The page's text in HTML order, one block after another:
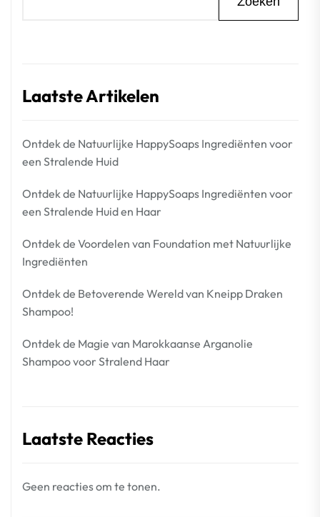
Laatste Artikelen
Ontdek de Natuurlijke HappySoaps Ingrediënten voor
een Stralende Huid
Ontdek de Natuurlijke HappySoaps Ingrediënten voor
een Stralende Huid en Haar
Ontdek de Voordelen van Foundation met Natuurlijke
Ingrediënten
Ontdek de Betoverende Wereld van Kneipp Draken
Shampoo!
Ontdek de Magie van Marokkaanse Arganolie
Shampoo voor Stralend Haar
Laatste Reacties
Geen reacties om te tonen.